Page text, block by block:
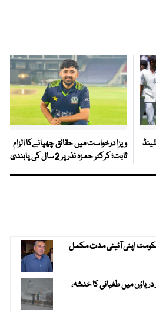
ویزا درخواست میں حقائق چھپانےکا الزام
ثابت؛ کرکٹر حمزہ نذر پر 2 سال کی پابندی
حکومت اپنی آئینی مدت مکمل
اور دریاؤں میں طغیانی کا خدشہ،